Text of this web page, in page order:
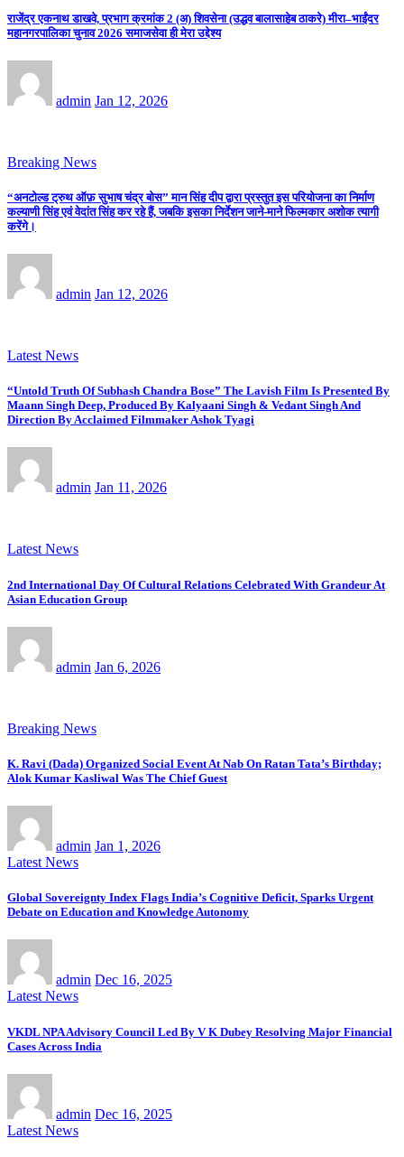
राजेंद्र एकनाथ डाखवे, प्रभाग क्रमांक 2 (अ) शिवसेना (उद्धव बालासाहेब ठाकरे) मीरा–भाईंदर
महानगरपालिका चुनाव 2026 समाजसेवा ही मेरा उद्देश्य
admin Jan 12, 2026
Breaking News
“अनटोल्ड ट्रुथ ऑफ़ सुभाष चंद्र बोस” मान सिंह दीप द्वारा प्रस्तुत इस परियोजना का निर्माण
कल्याणी सिंह एवं वेदांत सिंह कर रहे हैं, जबकि इसका निर्देशन जाने-माने फिल्मकार अशोक त्यागी
करेंगे।
admin Jan 12, 2026
Latest News
“Untold Truth Of Subhash Chandra Bose” The Lavish Film Is Presented By
Maann Singh Deep, Produced By Kalyaani Singh & Vedant Singh And
Direction By Acclaimed Filmmaker Ashok Tyagi
admin Jan 11, 2026
Latest News
2nd International Day Of Cultural Relations Celebrated With Grandeur At
Asian Education Group
admin Jan 6, 2026
Breaking News
K. Ravi (Dada) Organized Social Event At Nab On Ratan Tata’s Birthday;
Alok Kumar Kasliwal Was The Chief Guest
admin Jan 1, 2026
Latest News
Global Sovereignty Index Flags India’s Cognitive Deficit, Sparks Urgent
Debate on Education and Knowledge Autonomy
admin Dec 16, 2025
Latest News
VKDL NPA Advisory Council Led By V K Dubey Resolving Major Financial
Cases Across India
admin Dec 16, 2025
Latest News